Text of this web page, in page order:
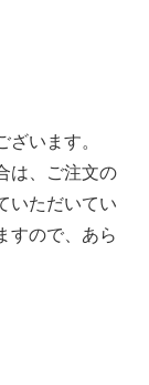
います。
は、ご注文の
いただいてい
すので、あら